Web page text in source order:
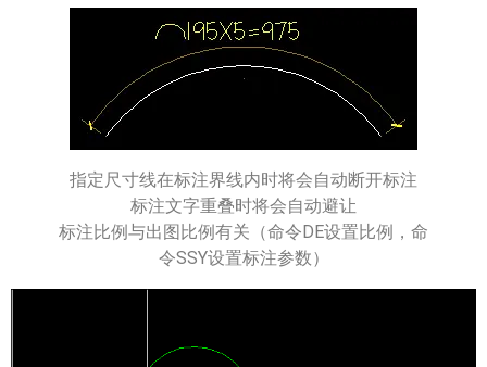
指定尺寸线在标注界线内时将会自动断开标注
标注文字重叠时将会自动避让
标注比例与出图比例有关（命令DE设置比例，命
令SSY设置标注参数）